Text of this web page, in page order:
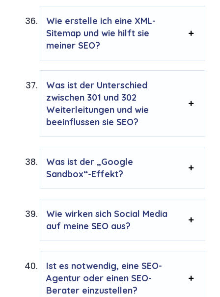
Wie erstelle ich eine XML-
Sitemap und wie hilft sie
meiner SEO?
Was ist der Unterschied
zwischen 301 und 302
Weiterleitungen und wie
beeinflussen sie SEO?
Was ist der „Google
Sandbox“-Effekt?
Wie wirken sich Social Media
auf meine SEO aus?
Ist es notwendig, eine SEO-
Agentur oder einen SEO-
Berater einzustellen?